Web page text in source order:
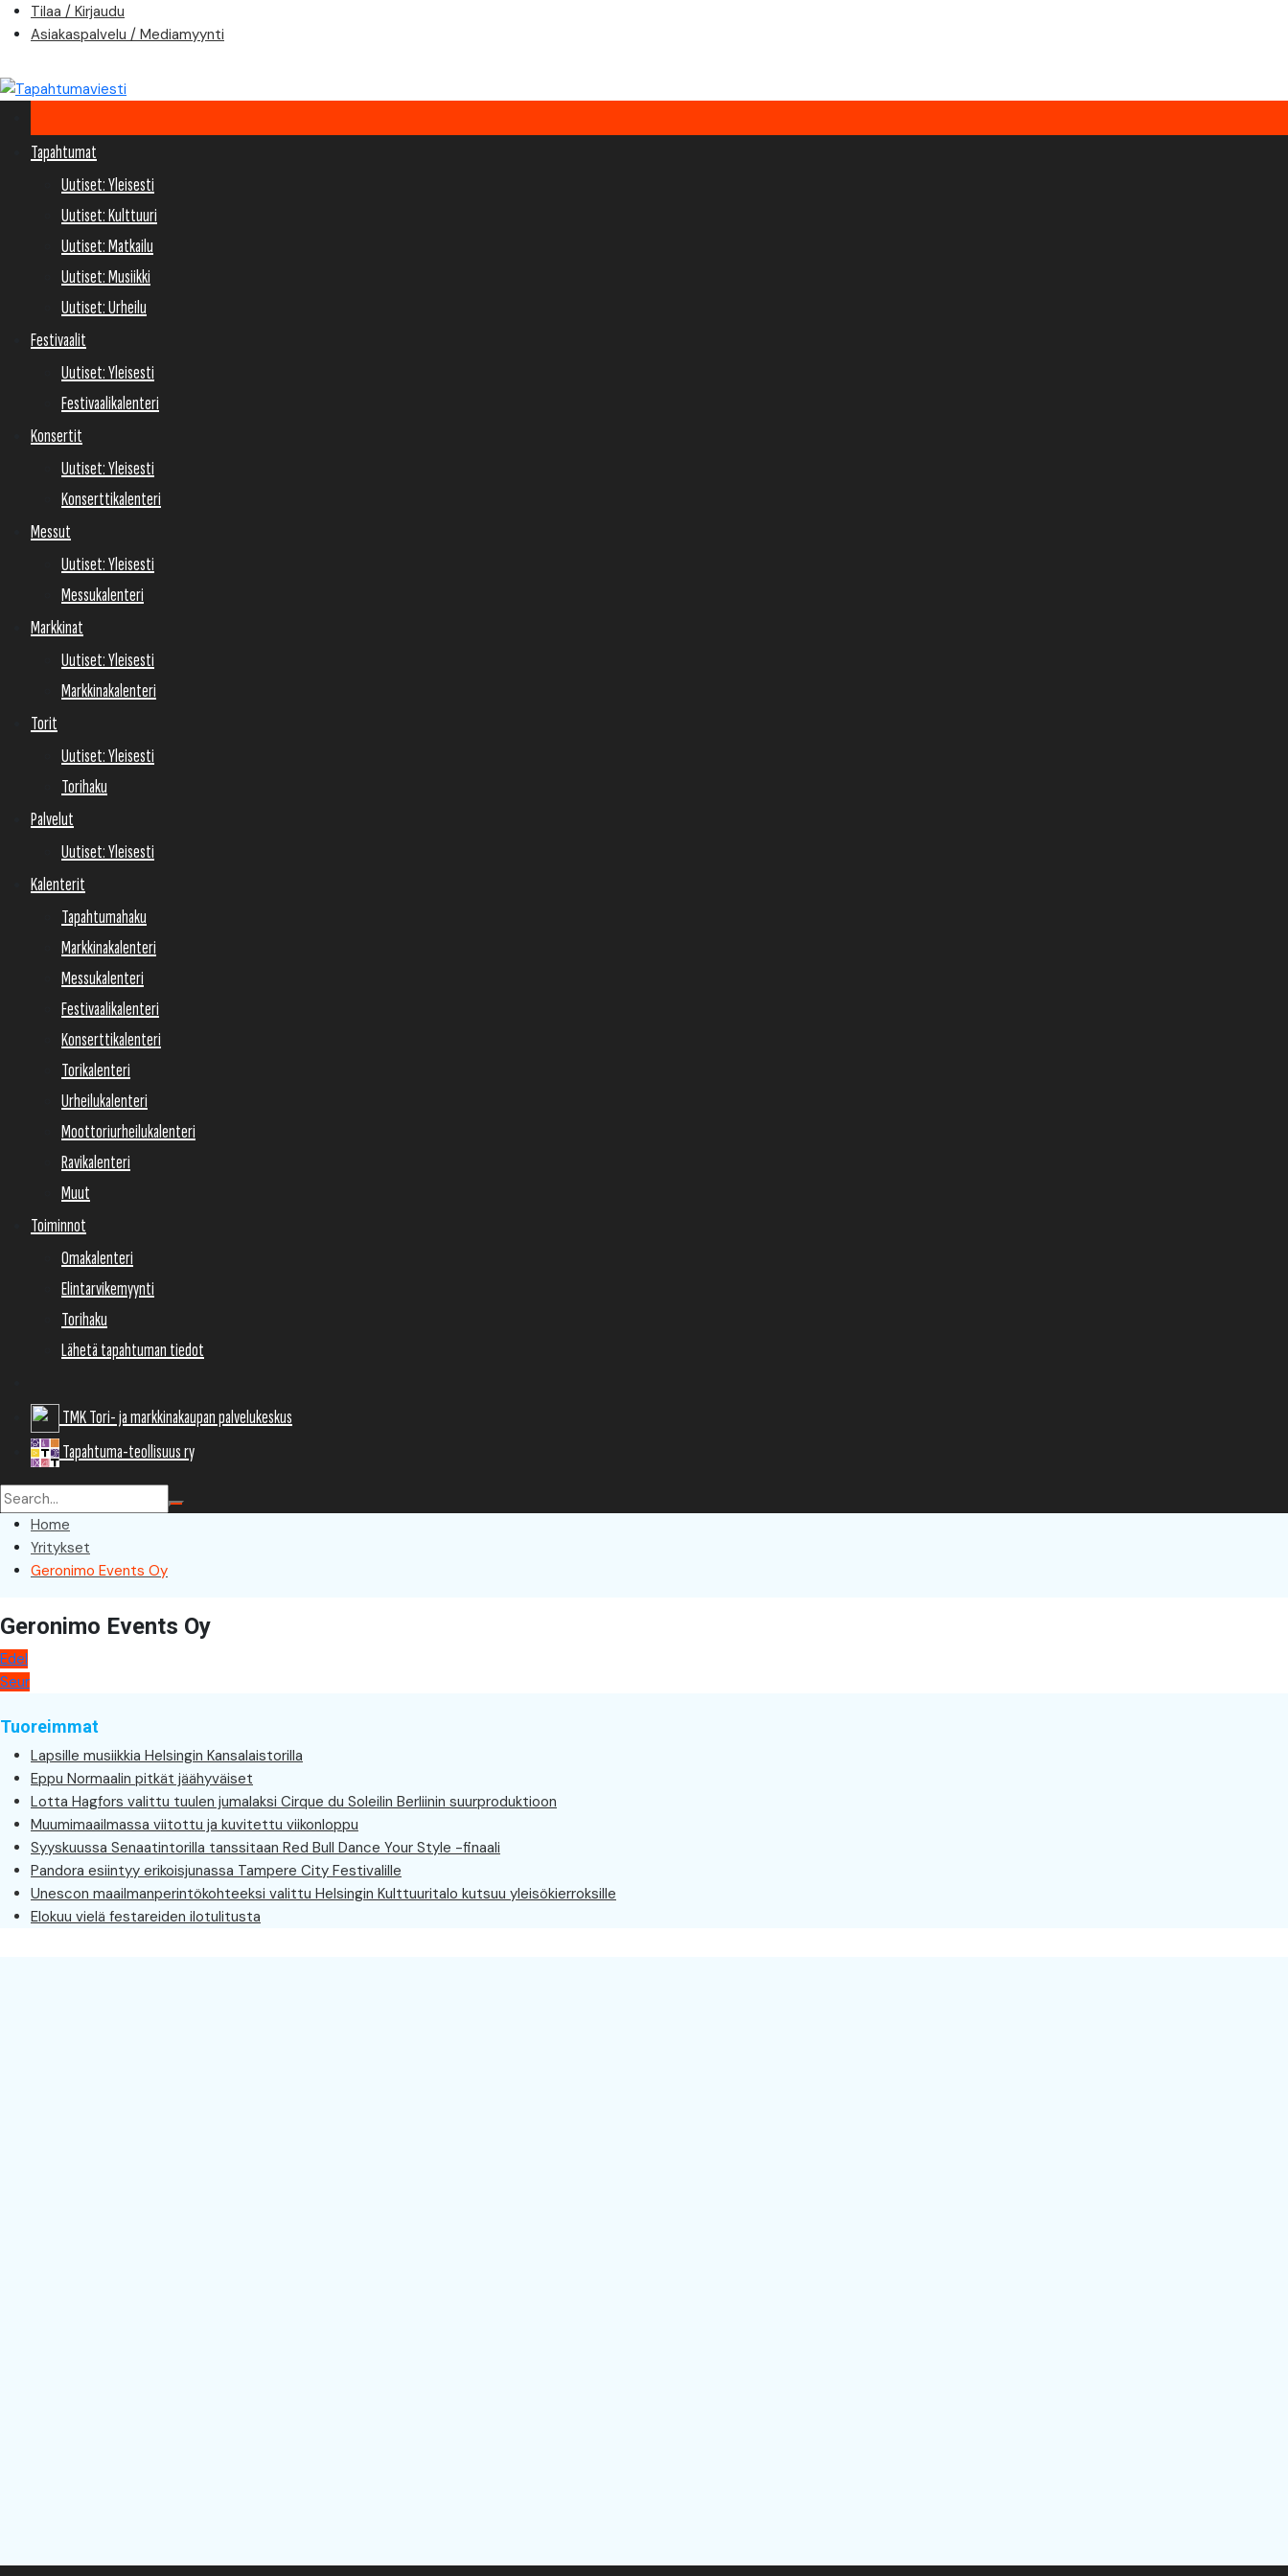
Skip
Tilaa / Kirjaudu
Asiakaspalvelu / Mediamyynti
Tapahtumat
Uutiset: Yleisesti
Uutiset: Kulttuuri
Uutiset: Matkailu
Uutiset: Musiikki
Uutiset: Urheilu
Festivaalit
Uutiset: Yleisesti
Festivaalikalenteri
Konsertit
Uutiset: Yleisesti
Konserttikalenteri
Messut
Uutiset: Yleisesti
Messukalenteri
Markkinat
Uutiset: Yleisesti
Markkinakalenteri
Torit
Uutiset: Yleisesti
Torihaku
Palvelut
Uutiset: Yleisesti
Kalenterit
Tapahtumahaku
Markkinakalenteri
Messukalenteri
Festivaalikalenteri
Konserttikalenteri
Torikalenteri
Urheilukalenteri
Moottoriurheilukalenteri
Ravikalenteri
Muut
Toiminnot
Omakalenteri
Elintarvikemyynti
Torihaku
Lähetä tapahtuman tiedot
TMK Tori- ja markkinakaupan palvelukeskus
Tapahtuma-teollisuus ry
Home
Yritykset
Geronimo Events Oy
Geronimo Events Oy
Artikkelien
selaus
Edel
Seur
Tuoreimmat
Lapsille musiikkia Helsingin Kansalaistorilla
Eppu Normaalin pitkät jäähyväiset
Lotta Hagfors valittu tuulen jumalaksi Cirque du Soleilin Berliinin suurproduktioon
Muumimaailmassa viitottu ja kuvitettu viikonloppu
Syyskuussa Senaatintorilla tanssitaan Red Bull Dance Your Style -finaali
Pandora esiintyy erikoisjunassa Tampere City Festivalille
Unescon maailmanperintökohteeksi valittu Helsingin Kulttuuritalo kutsuu yleisökierroksille
Elokuu vielä festareiden ilotulitusta